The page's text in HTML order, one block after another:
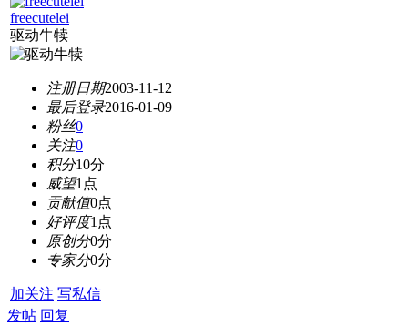
freecutelei
驱动牛犊
注册日期2003-11-12
最后登录2016-01-09
粉丝0
关注0
积分10分
威望1点
贡献值0点
好评度1点
原创分0分
专家分0分
加关注 写私信
发帖 回复